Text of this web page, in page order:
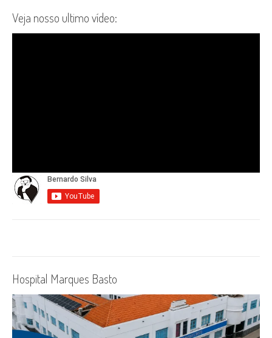
Veja nosso ultimo vídeo:
Hospital Marques Basto